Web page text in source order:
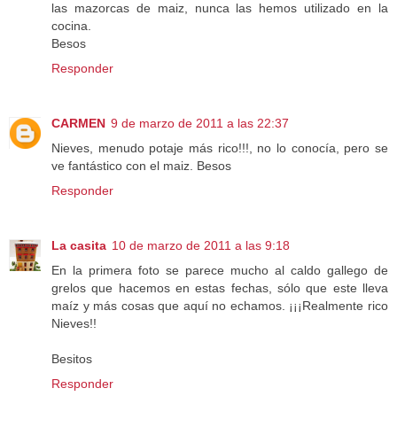
las mazorcas de maiz, nunca las hemos utilizado en la
cocina.
Besos
Responder
CARMEN 9 de marzo de 2011 a las 22:37
Nieves, menudo potaje más rico!!!, no lo conocía, pero se
ve fantástico con el maiz. Besos
Responder
La casita 10 de marzo de 2011 a las 9:18
En la primera foto se parece mucho al caldo gallego de
grelos que hacemos en estas fechas, sólo que este lleva
maíz y más cosas que aquí no echamos. ¡¡¡Realmente rico
Nieves!!
Besitos
Responder